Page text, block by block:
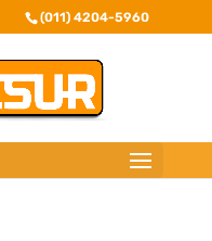
(011) 4204-5960